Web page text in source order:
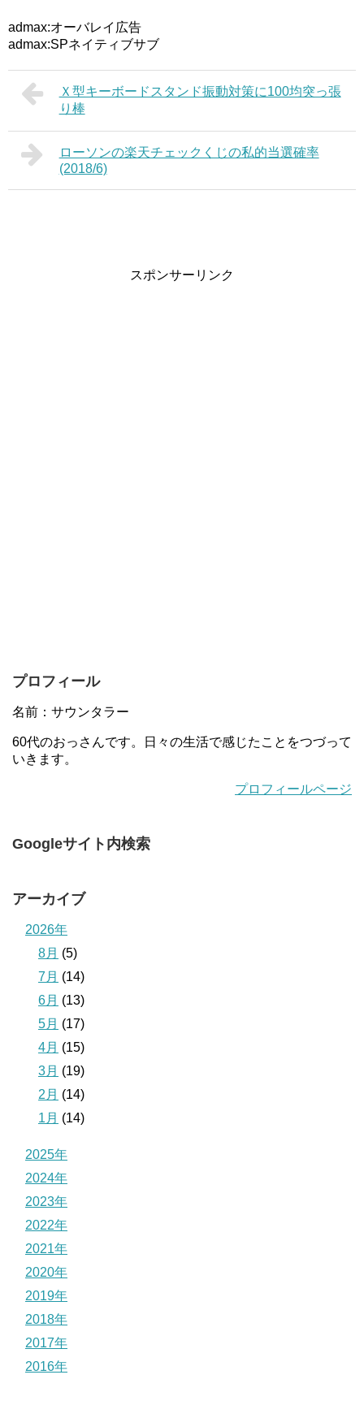
admax:オーバレイ広告
admax:SPネイティブサブ
Ｘ型キーボードスタンド振動対策に100均突っ張
り棒
ローソンの楽天チェックくじの私的当選確率
(2018/6)
スポンサーリンク
プロフィール
名前：サウンタラー
60代のおっさんです。日々の生活で感じたことをつづって
いきます。
プロフィールページ
Googleサイト内検索
アーカイブ
2026年
8月 (5)
7月 (14)
6月 (13)
5月 (17)
4月 (15)
3月 (19)
2月 (14)
1月 (14)
2025年
2024年
2023年
2022年
2021年
2020年
2019年
2018年
2017年
2016年